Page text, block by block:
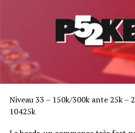
Niveau 33 – 150k/300k ante 25k –
10425k